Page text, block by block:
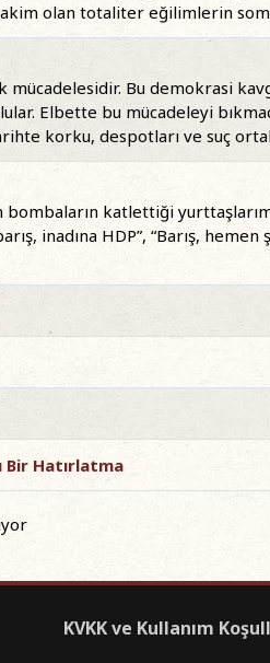
olan totaliter eğilimlerin
Bu demokrasi
Elbette bu mücadeleyi
korku, despotları ve suç
bombaların katlettiği
inadına HDP”, “Barış,
Bir Hatırlatma
KVKK ve Kullanım